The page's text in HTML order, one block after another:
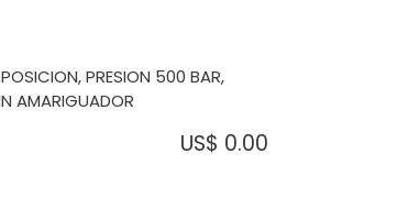
PRESION 500 BAR,
AMARIGUADOR
US$ 0.00